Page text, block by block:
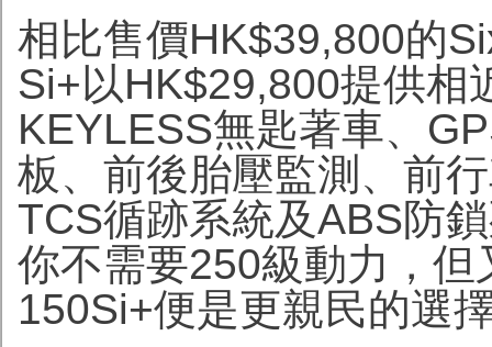
相比售價HK$39,800的
Si+以HK$29,800提供相
KEYLESS無匙著車、
板、前後胎壓監測、前
TCS循跡系統及ABS防
你不需要250級動力，
150Si+便是更親民的選